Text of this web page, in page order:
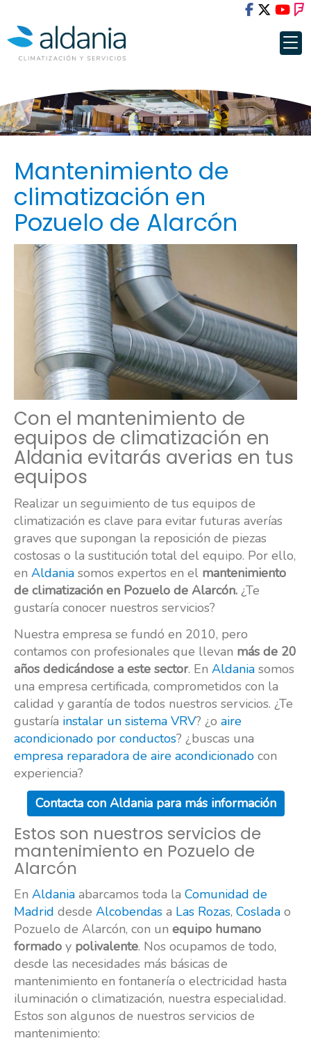
Mantenimiento de
climatización en
Pozuelo de Alarcón
Con el mantenimiento de
equipos de climatización en
Aldania evitarás averias en tus
equipos
Realizar un seguimiento de tus equipos de
climatización es clave para evitar futuras averías
graves que supongan la reposición de piezas
costosas o la sustitución total del equipo. Por ello,
en Aldania somos expertos en el mantenimiento
de climatización en Pozuelo de Alarcón. ¿Te
gustaría conocer nuestros servicios?
Nuestra empresa se fundó en 2010, pero
contamos con profesionales que llevan más de 20
años dedicándose a este sector. En Aldania somos
una empresa certificada, comprometidos con la
calidad y garantía de todos nuestros servicios. ¿Te
gustaría instalar un sistema VRV? ¿o aire
acondicionado por conductos? ¿buscas una
empresa reparadora de aire acondicionado con
experiencia?
Contacta con Aldania para más información
Estos son nuestros servicios de
mantenimiento en Pozuelo de
Alarcón
En Aldania abarcamos toda la Comunidad de
Madrid desde Alcobendas a Las Rozas, Coslada o
Pozuelo de Alarcón, con un equipo humano
formado y polivalente. Nos ocupamos de todo,
desde las necesidades más básicas de
mantenimiento en fontanería o electricidad hasta
iluminación o climatización, nuestra especialidad.
Estos son algunos de nuestros servicios de
mantenimiento: